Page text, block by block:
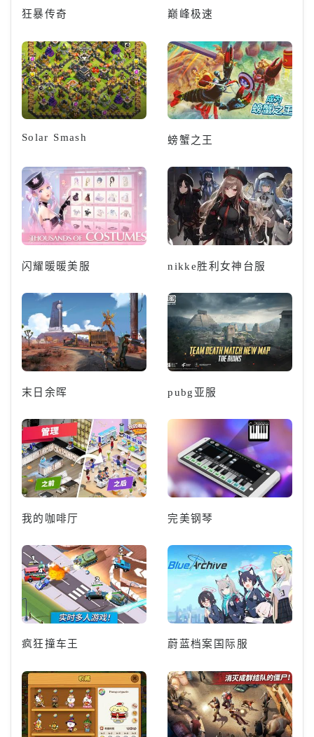
狂暴传奇 巅峰极速
Solar Smash 螃蟹之王
闪耀暖暖美服 nikke胜利女神台服
末日余晖 pubg亚服
我的咖啡厅 完美钢琴
疯狂撞车王 蔚蓝档案国际服